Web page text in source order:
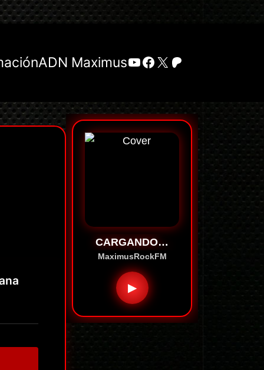
ADN MaximusYouTube
Facebook
X Patreon
CARGANDO…
MaximusRockFM
▶